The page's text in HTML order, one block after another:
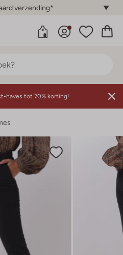
verzending*
haves tot 70% korting!